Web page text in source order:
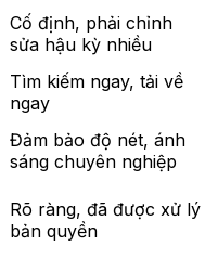
Cố định, phải chỉnh
sửa hậu kỳ nhiều
Tìm kiếm ngay, tải về
ngay
Đảm bảo độ nét, ánh
sáng chuyên nghiệp
Rõ ràng, đã được xử lý
bản quyền